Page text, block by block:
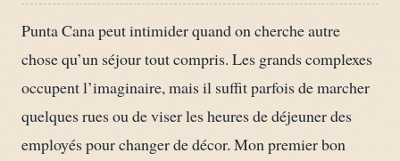
Punta Cana peut intimider quand on cherche autre
chose qu’un séjour tout compris. Les grands complexes
occupent l’imaginaire, mais il suffit parfois de marcher
quelques rues ou de viser les heures de déjeuner des
employés pour changer de décor. Mon premier bon